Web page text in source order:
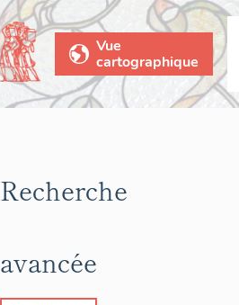
Vue
cartographique
Recherche
avancée